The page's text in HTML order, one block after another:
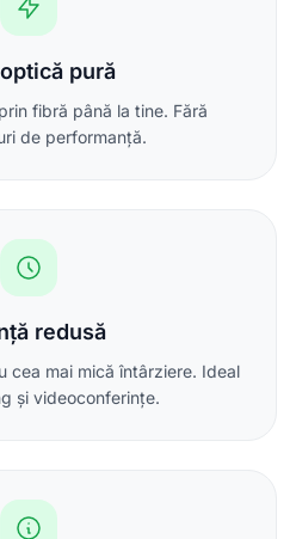
pură
fibră până la tine. Fără
de performanță.
redusă
cea mai mică întârziere. Ideal
și videoconferințe.